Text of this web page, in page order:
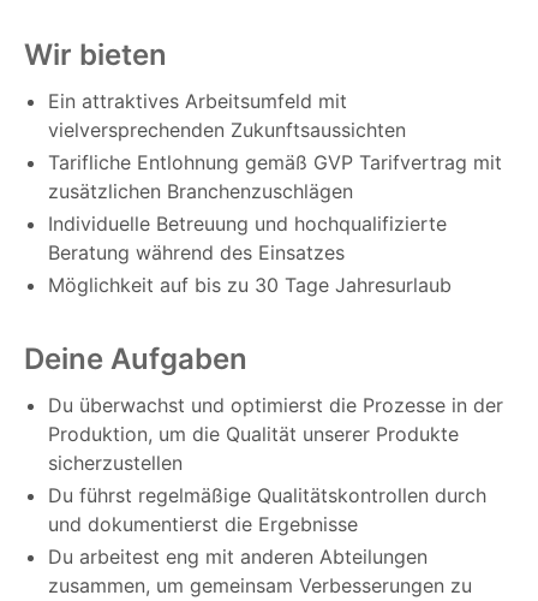
Wir bieten
Ein attraktives Arbeitsumfeld mit
vielversprechenden Zukunftsaussichten
Tarifliche Entlohnung gemäß GVP Tarifvertrag mit
zusätzlichen Branchenzuschlägen
Individuelle Betreuung und hochqualifizierte
Beratung während des Einsatzes
Möglichkeit auf bis zu 30 Tage Jahresurlaub
Deine Aufgaben
Du überwachst und optimierst die Prozesse in der
Produktion, um die Qualität unserer Produkte
sicherzustellen
Du führst regelmäßige Qualitätskontrollen durch
und dokumentierst die Ergebnisse
Du arbeitest eng mit anderen Abteilungen
zusammen, um gemeinsam Verbesserungen zu